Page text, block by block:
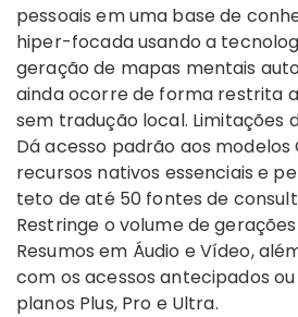
pessoais em uma base de
hiper-focada usando a
geração de mapas mentais
ainda ocorre de forma restrita
sem tradução local. Limitações
Dá acesso padrão aos modelos
recursos nativos essenciais e
teto de até 50 fontes de
Restringe o volume de
Resumos em Áudio e Vídeo,
com os acessos antecipados
planos Plus, Pro e Ultra.